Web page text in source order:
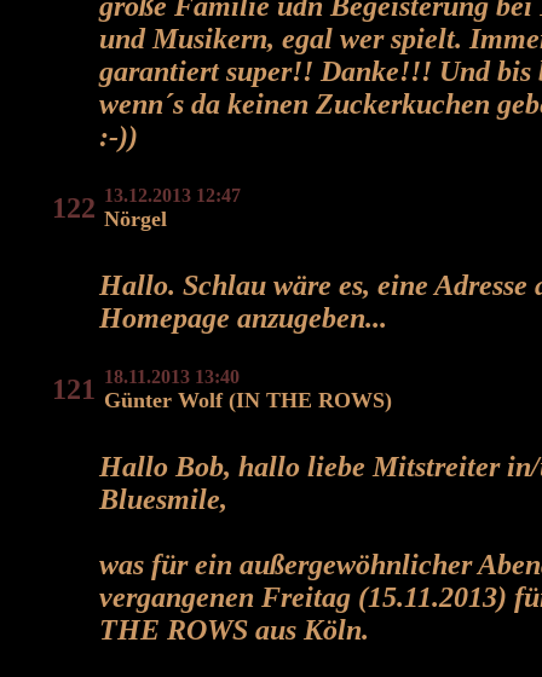
und Musikern, egal wer spielt.
garantiert super!! Danke!!! Und bis
wenn´s da keinen Zuckerkuchen
:-))
122 13.12.2013 12:47
Nörgel
Hallo. Schlau wäre es, eine Adresse
Homepage anzugeben...
121 18.11.2013 13:40
Günter Wolf (IN THE ROWS)
Hallo Bob, hallo liebe Mitstreiter
Bluesmile,
was für ein außergewöhnlicher
vergangenen Freitag (15.11.2013)
THE ROWS aus Köln.